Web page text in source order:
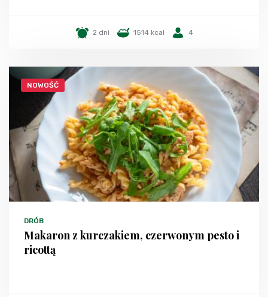
2 dni 1514 kcal 4
NOWOŚĆ
DRÓB
Makaron z kurczakiem, czerwonym pesto i
ricottą